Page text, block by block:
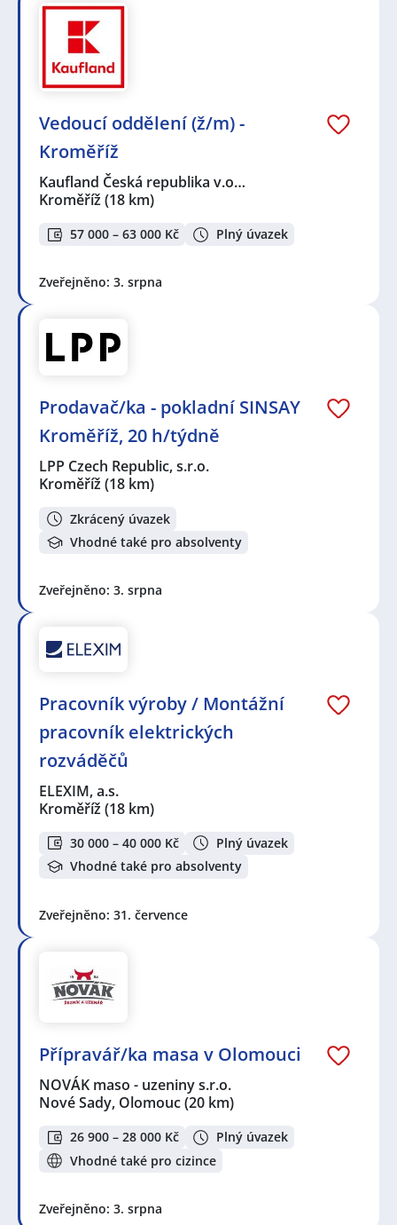
Vedoucí oddělení (ž/m) -
Kroměříž
Kaufland Česká republika v.o…
Kroměříž (18 km)
57 000 – 63 000 Kč Plný úvazek
Zveřejněno: 3. srpna
Prodavač/ka - pokladní SINSAY
Kroměříž, 20 h/týdně
LPP Czech Republic, s.r.o.
Kroměříž (18 km)
Zkrácený úvazek
Vhodné také pro absolventy
Zveřejněno: 3. srpna
Pracovník výroby / Montážní
pracovník elektrických
rozváděčů
ELEXIM, a.s.
Kroměříž (18 km)
30 000 – 40 000 Kč
Plný úvazek
Vhodné také pro absolventy
Zveřejněno: 31. července
Přípravář/ka masa v Olomouci
NOVÁK maso - uzeniny s.r.o.
Nové Sady, Olomouc(20 km)
26 900 – 28 000 Kč
Plný úvazek
Vhodné také pro cizince
Zveřejněno: 3. srpna